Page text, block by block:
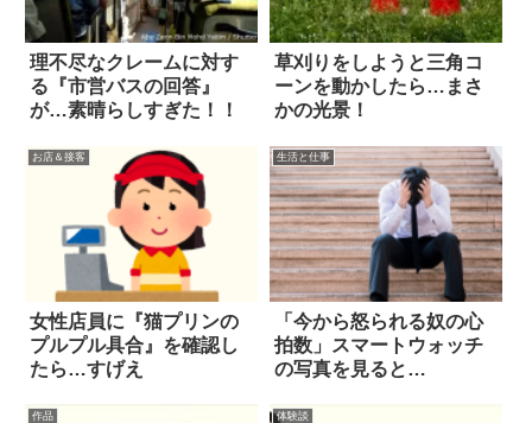
理不尽なクレームに対す
る『市営バスの回答』
が…素晴らしすぎた！！
草刈りをしようと三角コ
ーンを動かしたら…まさ
かの光景！
お店＆接客
女性店員に『猫プリンの
プルプル具合』を確認し
たら…すげえ
生活と仕事
「今から怒られる奴の心
拍数」スマートウォッチ
の写真を見ると…
作品 体験談